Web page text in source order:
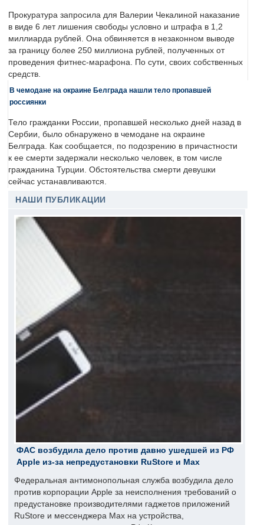
Прокуратура запросила для Валерии Чекалиной наказание
в виде 6 лет лишения свободы условно и штрафа в 1,2
миллиарда рублей. Она обвиняется в незаконном выводе
за границу более 250 миллиона рублей, полученных от
проведения фитнес-марафона. По сути, своих собственных
средств.
В чемодане на окраине Белграда нашли тело пропавшей
россиянки
Тело гражданки России, пропавшей несколько дней назад в
Сербии, было обнаружено в чемодане на окраине
Белграда. Как сообщается, по подозрению в причастности
к ее смерти задержали несколько человек, в том числе
гражданина Турции. Обстоятельства смерти девушки
сейчас устанавливаются.
НАШИ ПУБЛИКАЦИИ
ФАС возбудила дело против давно ушедшей из РФ
Apple из-за непредустановки RuStore и Max
Федеральная антимонопольная служба возбудила дело
против корпорации Apple за неисполнения требований о
предустановке производителями гаджетов приложений
RuStore и мессенджера Max на устройства,